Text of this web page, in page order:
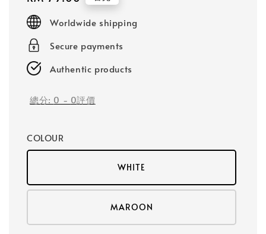
price
Worldwide shipping
Secure payments
Authentic products
總分: 0 - 0評價
COLOUR
WHITE
MAROON